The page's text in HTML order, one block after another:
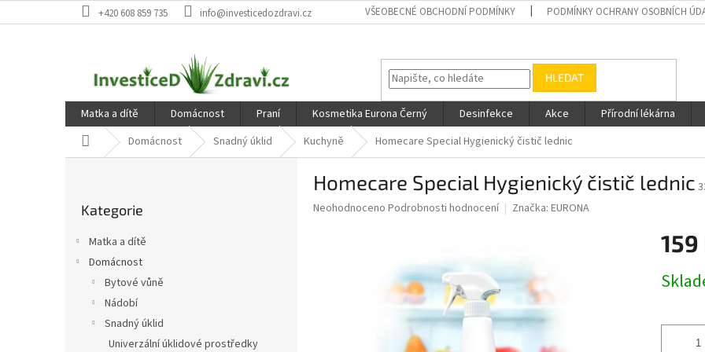
na
+420 608 859 735 info@investicedozdravi.cz VŠEOBECNÉ OBCHODNÍ PODMÍNKY PODMÍNKY OCHRANY OSOBNÍCH
HLEDAT
Matka a dítě Domácnost Praní Kosmetika Eurona Černý Desinfekce Akce Přírodní lékárna
Domů Domácnost Snadný úklid Kuchyně Homecare Special Hygienický čistič lednic
kategorie
Kategorie
Matka a dítě
Domácnost
Bytové vůně
Nádobí
Snadný úklid
Univerzální úklidové prostředky
Homecare Special Hygienický čistič lednic
Průměrné
Neohodnoceno Podrobnosti hodnocení Značka: EURONA
159
cena: